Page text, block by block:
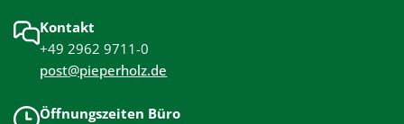
Kontakt
+49 2962 9711-0
post@pieperholz.de
Öffnungszeiten Büro